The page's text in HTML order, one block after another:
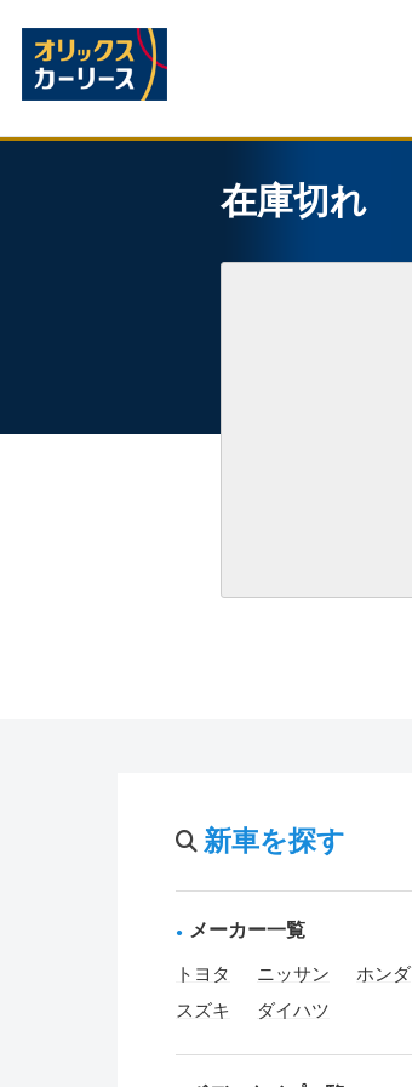
在庫切れ
新車を探す
メーカー一覧
トヨタ ニッサン ホンダ
スズキ
ダイハツ